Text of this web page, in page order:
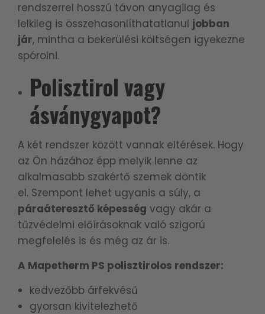
rendszerrel hosszú távon anyagilag és
lelkileg is összehasonlíthatatlanul jobban
jár, mintha a bekerülési költségen igyekezne
spórolni.
Polisztirol vagy
ásványgyapot?
A két rendszer között vannak eltérések. Hogy
az Ön házához épp melyik lenne az
alkalmasabb szakértő szemek döntik
el. Szempont lehet ugyanis a súly, a
páraáteresztő képesség vagy akár a
tűzvédelmi előírásoknak való szigorú
megfelelés is és még az ár is.
A Mapetherm PS polisztirolos rendszer:
kedvezőbb árfekvésű
gyorsan kivitelezhető